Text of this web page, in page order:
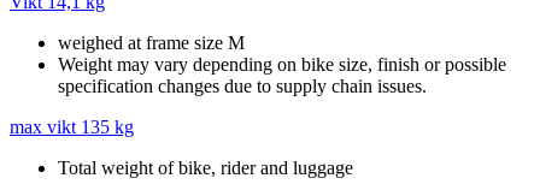
weighed at frame size M
Weight may vary depending on bike size, finish or possible
specification changes due to supply chain issues.
max vikt 135 kg
Total weight of bike, rider and luggage